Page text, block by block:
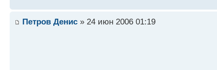
Петров Денис » 24 июн 2006 01:19